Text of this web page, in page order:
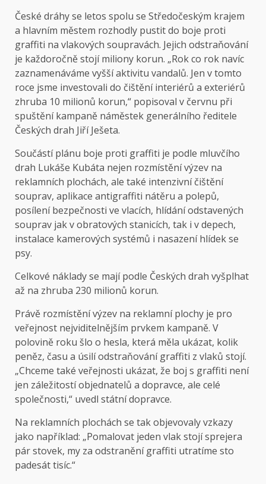
České dráhy se letos spolu se Středočeským krajem
a hlavním městem rozhodly pustit do boje proti
graffiti na vlakových soupravách. Jejich odstraňování
je každoročně stojí miliony korun. „Rok co rok navíc
zaznamenáváme vyšší aktivitu vandalů. Jen v tomto
roce jsme investovali do čištění interiérů a exteriérů
zhruba 10 milionů korun,“ popisoval v červnu při
spuštění kampaně náměstek generálního ředitele
Českých drah Jiří Ješeta.
Součástí plánu boje proti graffiti je podle mluvčího
drah Lukáše Kubáta nejen rozmístění výzev na
reklamních plochách, ale také intenzivní čištění
souprav, aplikace antigraffiti nátěru a polepů,
posílení bezpečnosti ve vlacích, hlídání odstavených
souprav jak v obratových stanicích, tak i v depech,
instalace kamerových systémů i nasazení hlídek se
psy.
Celkové náklady se mají podle Českých drah vyšplhat
až na zhruba 230 milionů korun.
Právě rozmístění výzev na reklamní plochy je pro
veřejnost nejviditelnějším prvkem kampaně. V
polovině roku šlo o hesla, která měla ukázat, kolik
peněz, času a úsilí odstraňování graffiti z vlaků stojí.
„Chceme také veřejnosti ukázat, že boj s graffiti není
jen záležitostí objednatelů a dopravce, ale celé
společnosti,“ uvedl státní dopravce.
Na reklamních plochách se tak objevovaly vzkazy
jako například: „Pomalovat jeden vlak stojí sprejera
pár stovek, my za odstranění graffiti utratíme sto
padesát tisíc.“